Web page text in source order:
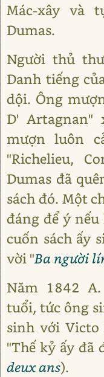
Mác-xây và
Dumas.
Người thủ
Danh tiếng
dội. Ông
D' Artagnan"
mượn luôn
"Richelieu,
Dumas đã
sách đó. Một
đáng để ý
cuốn sách ấy
vời "Ba người
Năm 1842
tuổi, tức ông
sinh với Victo
"Thế kỷ ấy đã
deux ans).